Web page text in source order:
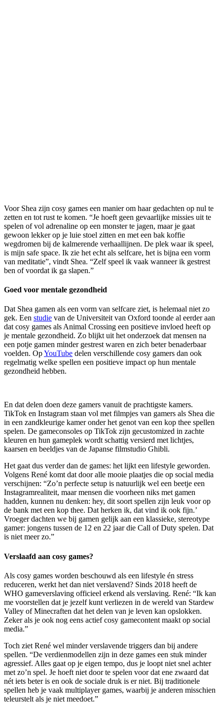
Voor Shea zijn cosy games een manier om haar gedachten op nul te
zetten en tot rust te komen. “Je hoeft geen gevaarlijke missies uit te
spelen of vol adrenaline op een monster te jagen, maar je gaat
gewoon lekker op je luie stoel zitten en met een bak koffie
wegdromen bij de kalmerende verhaallijnen. De plek waar ik speel,
is mijn safe space. Ik zie het echt als selfcare, het is bijna een vorm
van meditatie”, vindt Shea. “Zelf speel ik vaak wanneer ik gestrest
ben of voordat ik ga slapen.”
Goed voor mentale gezondheid
Dat Shea gamen als een vorm van selfcare ziet, is helemaal niet zo
gek. Een studie van de Universiteit van Oxford toonde al eerder aan
dat cosy games als Animal Crossing een positieve invloed heeft op
je mentale gezondheid. Zo blijkt uit het onderzoek dat mensen na
een potje gamen minder gestrest waren en zich beter benaderbaar
voelden. OpYouTube delen verschillende cosy gamers dan ook
regelmatig welke spellen een positieve impact op hun mentale
gezondheid hebben.
En dat delen doen deze gamers vanuit de prachtigste kamers.
TikTok en Instagram staan vol met filmpjes van gamers als Shea die
in een zandkleurige kamer onder het genot van een kop thee spellen
spelen. De gameconsoles op TikTok zijn gecustomized in zachte
kleuren en hun gameplek wordt schattig versierd met lichtjes,
kaarsen en beeldjes van de Japanse filmstudio Ghibli.
Het gaat dus verder dan de games: het lijkt een lifestyle geworden.
Volgens René komt dat door alle mooie plaatjes die op social media
verschijnen: “Zo’n perfecte setup is natuurlijk wel een beetje een
Instagramrealiteit, maar mensen die voorheen niks met gamen
hadden, kunnen nu denken: hey, dit soort spellen zijn leuk voor op
de bank met een kop thee. Dat herken ik, dat vind ik ook fijn.’
Vroeger dachten we bij gamen gelijk aan een klassieke, stereotype
gamer: jongens tussen de 12 en 22 jaar die Call of Duty spelen. Dat
is niet meer zo.”
Verslaafd aan cosy games?
Als cosy games worden beschouwd als een lifestyle én stress
reduceren, werkt het dan niet verslavend? Sinds 2018 heeft de
WHO gameverslaving officieel erkend als verslaving. René: “Ik kan
me voorstellen dat je jezelf kunt verliezen in de wereld van Stardew
Valley of Minecraften dat het delen van je leven kan opslokken.
Zeker als je ook nog eens actief cosy gamecontent maakt op social
media.”
Toch ziet René wel minder verslavende triggers dan bij andere
spellen. “De verdienmodellen zijn in deze games een stuk minder
agressief. Alles gaat op je eigen tempo, dus je loopt niet snel achter
met zo’n spel. Je hoeft niet door te spelen voor dat ene zwaard dat
nét iets beter is en ook de sociale druk is er niet. Bij traditionele
spellen heb je vaak multiplayer games, waarbij je anderen misschien
teleurstelt als je niet meedoet.”